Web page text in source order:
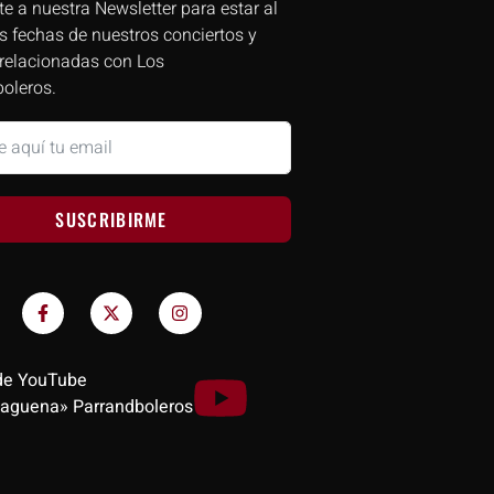
a nuestra Newsletter para estar al
fechas de nuestros conciertos y
con Los
SUSCRIBIRME
YouTube
Parrandboleros